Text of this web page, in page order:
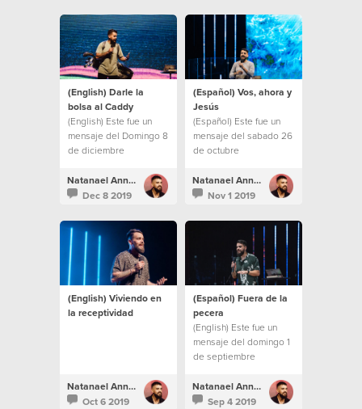
(English) Darle la
bolsa al Caddy
(English) Este fue un
mensaje del Domingo 8
de diciembre
Natanael Annacondia
Dec 8 2019
(Español) Vos, ahora y
Jesús
(Español) Este fue un
mensaje del sabado 26
de octubre
Natanael Annacondia
Nov 1 2019
(English) Viviendo en
la receptividad
Natanael Annacondia
Oct 6 2019
(Español) Fuera de la
pecera
(English) Este fue un
mensaje del domingo 1
de septiembre
Natanael Annacondia
Sep 4 2019